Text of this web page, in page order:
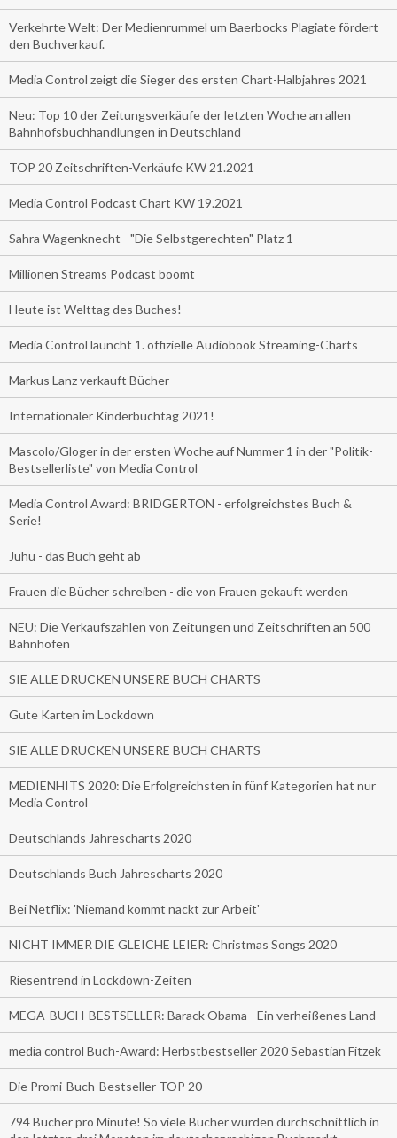
Verkehrte Welt: Der Medienrummel um Baerbocks Plagiate fördert
den Buchverkauf.
Media Control zeigt die Sieger des ersten Chart-Halbjahres 2021
Neu: Top 10 der Zeitungsverkäufe der letzten Woche an allen
Bahnhofsbuchhandlungen in Deutschland
TOP 20 Zeitschriften-Verkäufe KW 21.2021
Media Control Podcast Chart KW 19.2021
Sahra Wagenknecht - "Die Selbstgerechten" Platz 1
Millionen Streams Podcast boomt
Heute ist Welttag des Buches!
Media Control launcht 1. offizielle Audiobook Streaming-Charts
Markus Lanz verkauft Bücher
Internationaler Kinderbuchtag 2021!
Mascolo/Gloger in der ersten Woche auf Nummer 1 in der "Politik-
Bestsellerliste" von Media Control
Media Control Award: BRIDGERTON - erfolgreichstes Buch &
Serie!
Juhu - das Buch geht ab
Frauen die Bücher schreiben - die von Frauen gekauft werden
NEU: Die Verkaufszahlen von Zeitungen und Zeitschriften an 500
Bahnhöfen
SIE ALLE DRUCKEN UNSERE BUCH CHARTS
Gute Karten im Lockdown
SIE ALLE DRUCKEN UNSERE BUCH CHARTS
MEDIENHITS 2020: Die Erfolgreichsten in fünf Kategorien hat nur
Media Control
Deutschlands Jahrescharts 2020
Deutschlands Buch Jahrescharts 2020
Bei Netflix: 'Niemand kommt nackt zur Arbeit'
NICHT IMMER DIE GLEICHE LEIER: Christmas Songs 2020
Riesentrend in Lockdown-Zeiten
MEGA-BUCH-BESTSELLER: Barack Obama - Ein verheißenes Land
media control Buch-Award: Herbstbestseller 2020 Sebastian Fitzek
Die Promi-Buch-Bestseller TOP 20
794 Bücher pro Minute! So viele Bücher wurden durchschnittlich in